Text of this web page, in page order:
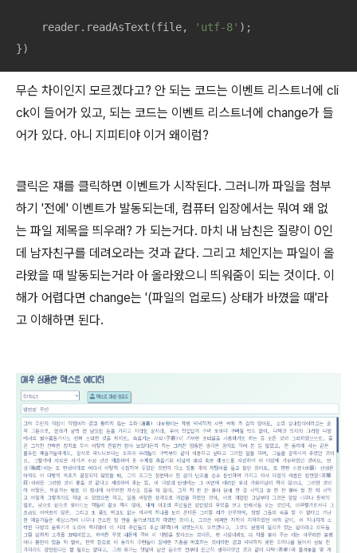
    reader.readAsText(file,
'utf-8' );
})
무슨 차이인지 모르겠다고? 안 되는 코드는 이벤트 리스트너에 cli
ck이 들어가 있고, 되는 코드는 이벤트 리스트너에 change가 들
어가 있다. 아니 지피티야 이거 왜이럼?
클릭은 쟤를 클릭하면 이벤트가 시작된다. 그러니까 파일을 첨부
하기 '전에' 이벤트가 발동되는데, 컴퓨터 입장에서는 뭐여 왜 없
는 파일 제목을 띄우래? 가 되는거다. 마치 내 남친은 질량이 0인
데 남자친구를 데려오라는 것과 같다. 그리고 체인지는 파일이 올
라왔을 때 발동되는거라 아 올라왔으니 띄워줌이 되는 것이다. 이
해가 어렵다면 change는 '(파일의 업로드) 상태가 바꼈을 때'라
고 이해하면 된다.